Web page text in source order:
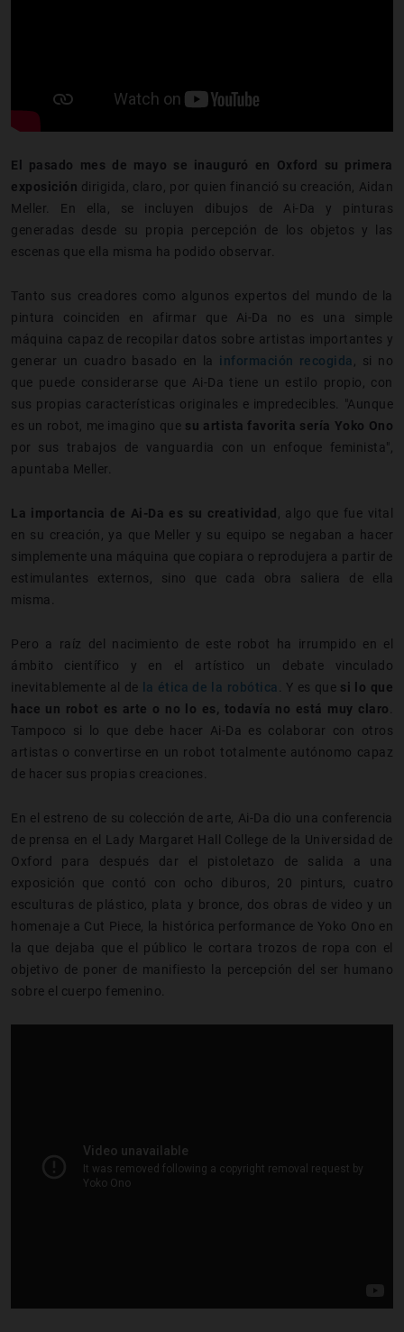
El pasado mes de mayo se inauguró en Oxford su primera
exposición dirigida, claro, por quien financió su creación, Aidan
Meller. En ella, se incluyen dibujos de Ai-Da y pinturas
generadas desde su propia percepción de los objetos y las
escenas que ella misma ha podido observar.
Tanto sus creadores como algunos expertos del mundo de la
pintura coinciden en afirmar que Ai-Da no es una simple
máquina capaz de recopilar datos sobre artistas importantes y
generar un cuadro basado en la información recogida
, si no
que puede considerarse que Ai-Da tiene un estilo propio, con
sus propias características originales e impredecibles. "Aunque
es un robot, me imagino que su artista favorita sería Yoko Ono
por sus trabajos de vanguardia con un enfoque feminista",
apuntaba Meller.
La importancia de Ai-Da es su creatividad
, algo que fue vital
en su creación, ya que Meller y su equipo se negaban a hacer
simplemente una máquina que copiara o reprodujera a partir de
estimulantes externos, sino que cada obra saliera de ella
misma.
Pero a raíz del nacimiento de este robot ha irrumpido en el
ámbito científico y en el artístico un debate vinculado
inevitablemente al de la ética de la robótica . Y es que si lo que
hace un robot es arte o no lo es, todavía no está muy claro
Tampoco si lo que debe hacer Ai-Da es colaborar con otros
artistas o convertirse en un robot totalmente autónomo capaz
de hacer sus propias creaciones.
En el estreno de su colección de arte, Ai-Da dio una conferencia
de prensa en el Lady Margaret Hall College de la Universidad de
Oxford para después dar el pistoletazo de salida a una
exposición que contó con ocho diburos, 20 pinturs, cuatro
esculturas de plástico, plata y bronce, dos obras de video y un
homenaje a Cut Piece, la histórica performance de Yoko Ono en
la que dejaba que el público le cortara trozos de ropa con el
objetivo de poner de manifiesto la percepción del ser humano
sobre el cuerpo femenino.